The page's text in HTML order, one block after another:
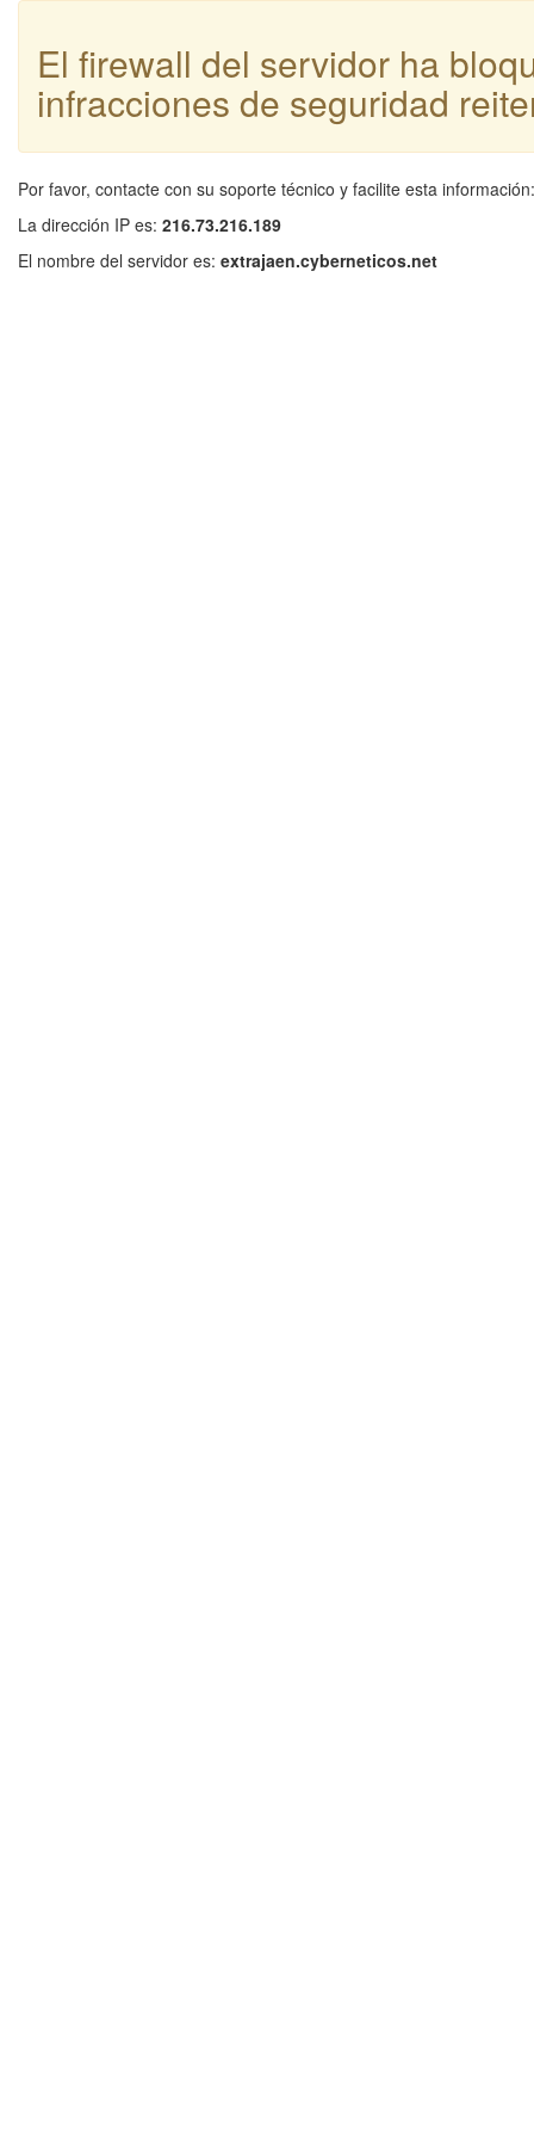
El firewall del servidor ha
infracciones de seguridad
Por favor, contacte con su soporte técnico y facilite esta información:
La dirección IP es: 216.73.216.189
El nombre del servidor es: extrajaen.cyberneticos.net